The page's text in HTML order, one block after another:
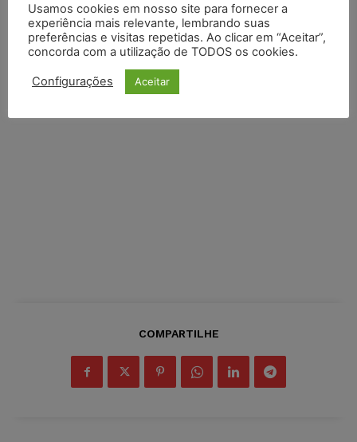
COMPARTILHE
Usamos cookies em nosso site para fornecer a
experiência mais relevante, lembrando suas
preferências e visitas repetidas. Ao clicar em “Aceitar”,
concorda com a utilização de TODOS os cookies.
Configurações Aceitar